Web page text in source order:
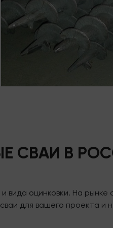
СВАИ В
вида оцинковки. На
для вашего проекта и